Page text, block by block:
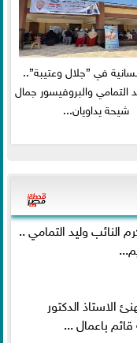
في ”جلال وعتيبة”..
التمامي والبروفيسور جمال
شيحة يداويان...
النائب وليد التمامي ..
الاستاذ الدكتور
باعمال ...